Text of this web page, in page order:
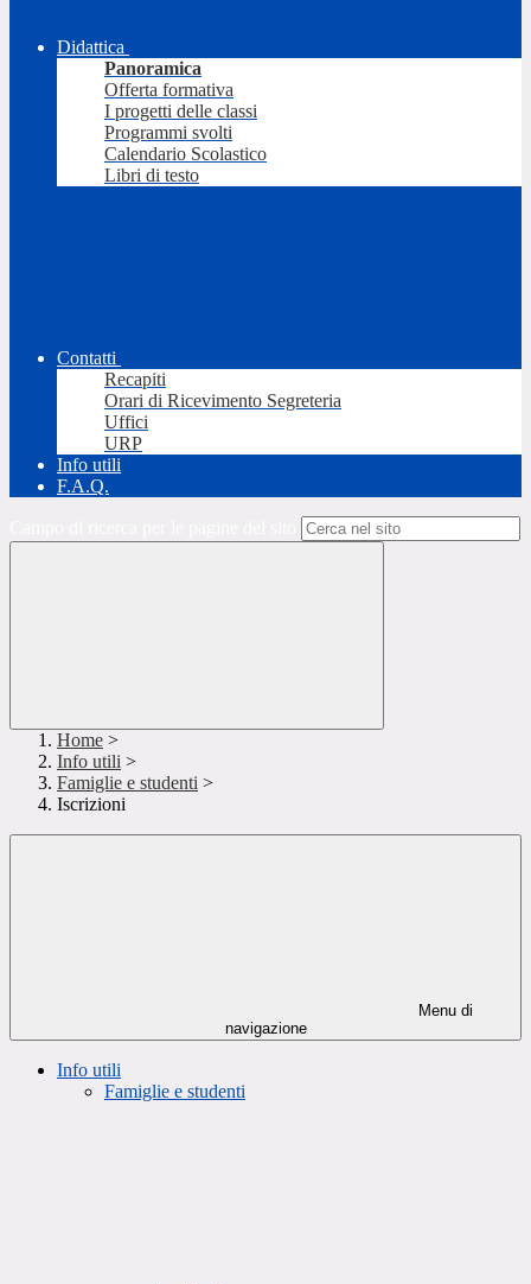
Didattica
Panoramica
Offerta formativa
I progetti delle classi
Programmi svolti
Calendario Scolastico
Libri di testo
Contatti
Recapiti
Orari di Ricevimento Segreteria
Uffici
URP
Info utili
F.A.Q.
Home >
Info utili >
Famiglie e studenti >
Iscrizioni
Menu di
navigazione
Info utili
Famiglie e studenti